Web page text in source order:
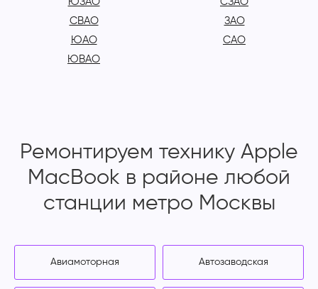
СВАО
ЮАО
ЮВАО
ЗАО
САО
Ремонтируем технику Apple
MacBook в районе любой
станции метро Москвы
Авиамоторная Автозаводская